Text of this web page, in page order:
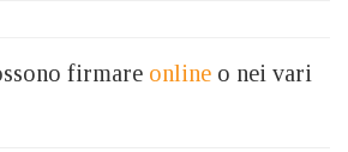
firmare online o nei vari